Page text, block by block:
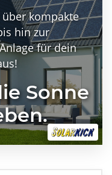
kompakte
hin zur
für dein
Sonne